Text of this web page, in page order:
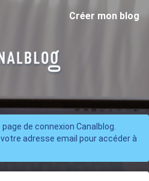
Créer mon blog
de connexion Canalblog.
adresse email pour accéder à